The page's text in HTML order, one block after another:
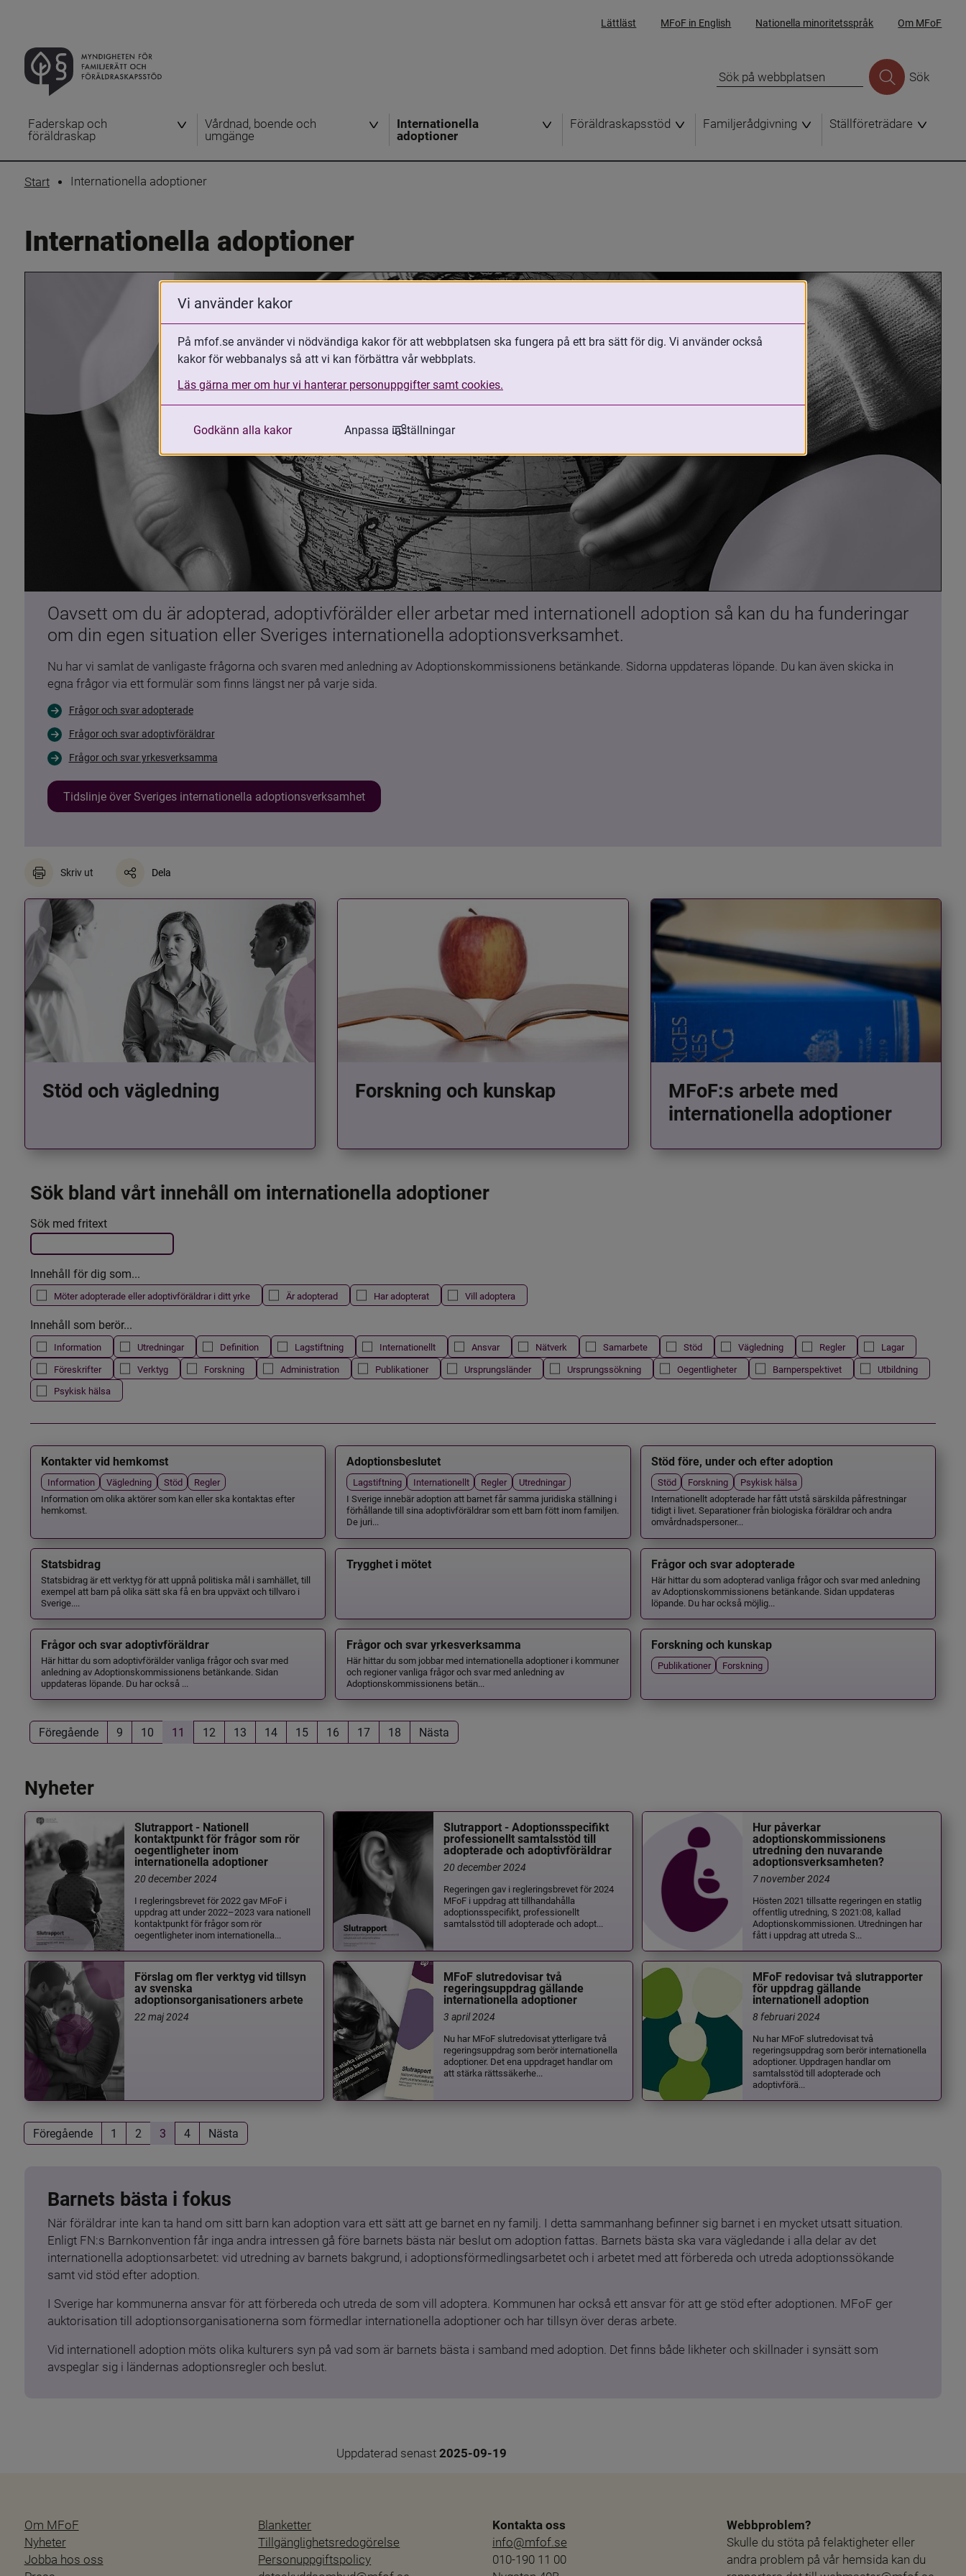
Lättläst MFoF in English Nationella minoritetsspråk Om MFoF
Sök
Faderskap och
föräldraskap
Vårdnad, boende och
umgänge
Internationella
adoptioner
Föräldraskapsstöd Familjerådgivning Ställföreträdare
Start Internationella adoptioner
Internationella adoptioner
Oavsett om du är adopterad, adoptivförälder eller arbetar med internationell adoption så kan du ha funderingar
om din egen situation eller Sveriges internationella adoptionsverksamhet.
Nu har vi samlat de vanligaste frågorna och svaren med anledning av Adoptionskommissionens betänkande. Sidorna uppdateras löpande. Du kan även skicka in
egna frågor via ett formulär som finns längst ner på varje sida.
Frågor och svar adopterade
Frågor och svar adoptivföräldrar
Frågor och svar yrkesverksamma
Tidslinje över Sveriges internationella adoptionsverksamhet
Skriv ut Dela
Stöd och vägledning Forskning och kunskap
MFoF:s arbete med
internationella adoptioner
Sök bland vårt innehåll om internationella adoptioner
Filtrera resultatet
Det här formuläret postas automatiskt
Sök med fritext
Innehåll för dig som...
Möter adopterade eller adoptivföräldrar i ditt yrke Är adopterad Har adopterat Vill adoptera
Innehåll som berör...
Information Utredningar Definition Lagstiftning Internationellt Ansvar Nätverk Samarbete Stöd Vägledning Regler
Lagar
Föreskrifter
Verktyg Forskning Administration Publikationer Ursprungsländer Ursprungssökning Oegentligheter Barnperspektivet
Utbildning
Psykisk hälsa
Kontakter vid hemkomst
Information Vägledning Stöd
Regler
Information om olika aktörer som kan eller ska kontaktas efter
hemkomst.
Adoptionsbeslutet
Lagstiftning Internationellt Regler
Utredningar
I Sverige innebär adoption att barnet får samma juridiska ställning i
förhållande till sina adoptivföräldrar som ett barn fött inom familjen.
De juri...
Stöd före, under och efter adoption
Stöd Forskning
Psykisk hälsa
Internationellt adopterade har fått utstå särskilda påfrestningar
tidigt i livet. Separationer från biologiska föräldrar och andra
omvårdnadspersoner...
Statsbidrag
Statsbidrag är ett verktyg för att uppnå politiska mål i samhället, till
exempel att barn på olika sätt ska få en bra uppväxt och tillvaro i
Sverige....
Trygghet i mötet Frågor och svar adopterade
Här hittar du som adopterad vanliga frågor och svar med anledning
av Adoptionskommissionens betänkande. Sidan uppdateras
löpande. Du har också möjlig...
Frågor och svar adoptivföräldrar
Här hittar du som adoptivförälder vanliga frågor och svar med
anledning av Adoptionskommissionens betänkande. Sidan
uppdateras löpande. Du har också ...
Frågor och svar yrkesverksamma
Här hittar du som jobbar med internationella adoptioner i kommuner
och regioner vanliga frågor och svar med anledning av
Adoptionskommissionens betän...
Forskning och kunskap
Publikationer Forskning
Föregående 9 10 11 12 13 14 15 16 17 18 Nästa
Nyheter
Slutrapport - Nationell
kontaktpunkt för frågor som rör
oegentligheter inom
internationella adoptioner
20 december 2024
I regleringsbrevet för 2022 gav MFoF i
uppdrag att under 2022–2023 vara nationell
kontaktpunkt för frågor som rör
oegentligheter inom internationella...
Slutrapport - Adoptionsspecifikt
professionellt samtalsstöd till
adopterade och adoptivföräldrar
20 december 2024
Regeringen gav i regleringsbrevet för 2024
MFoF i uppdrag att tillhandahålla
adoptionsspecifikt, professionellt
samtalsstöd till adopterade och adopt...
Hur påverkar
adoptionskommissionens
utredning den nuvarande
adoptionsverksamheten?
7 november 2024
Hösten 2021 tillsatte regeringen en statlig
offentlig utredning, S 2021:08, kallad
Adoptionskommissionen. Utredningen har
fått i uppdrag att utreda S...
Förslag om fler verktyg vid tillsyn
av svenska
adoptionsorganisationers arbete
22 maj 2024
MFoF slutredovisar två
regeringsuppdrag gällande
internationella adoptioner
3 april 2024
Nu har MFoF slutredovisat ytterligare två
regeringsuppdrag som berör internationella
adoptioner. Det ena uppdraget handlar om
att stärka rättssäkerhe...
MFoF redovisar två slutrapporter
för uppdrag gällande
internationell adoption
8 februari 2024
Nu har MFoF slutredovisat två
regeringsuppdrag som berör internationella
adoptioner. Uppdragen handlar om
samtalsstöd till adopterade och
adoptivförä...
Föregående 1 2 3 4 Nästa
Barnets bästa i fokus
När föräldrar inte kan ta hand om sitt barn kan adoption vara ett sätt att ge barnet en ny familj. I detta sammanhang befinner sig barnet i en mycket utsatt situation.
Enligt FN:s Barnkonvention får inga andra intressen gå före barnets bästa när beslut om adoption fattas. Barnets bästa ska vara vägledande i alla delar av det
internationella adoptionsarbetet: vid utredning av barnets bakgrund, i adoptionsförmedlingsarbetet och i arbetet med att förbereda och utreda adoptionssökande
samt vid stöd efter adoption.
I Sverige har kommunerna ansvar för att förbereda och utreda de som vill adoptera. Kommunen har också ett ansvar för att ge stöd efter adoptionen. MFoF ger
auktorisation till adoptionsorganisationerna som förmedlar internationella adoptioner och har tillsyn över deras arbete.
Vid internationell adoption möts olika kulturers syn på vad som är barnets bästa i samband med adoption. Det finns både likheter och skillnader i synsätt som
avspeglar sig i ländernas adoptionsregler och beslut.
Uppdaterad senast 2025-09-19
Om MFoF
Nyheter
Jobba hos oss
Blanketter
Tillgänglighetsredogörelse
Personuppgiftspolicy
Kontakta oss
info@mfof.se
010-190 11 00
Webbproblem?
Skulle du stöta på felaktigheter eller
andra problem på vår hemsida kan du
Vi använder kakor
På mfof.se använder vi nödvändiga kakor för att webbplatsen ska fungera på ett bra sätt för dig. Vi använder också
kakor för webbanalys så att vi kan förbättra vår webbplats.
Läs gärna mer om hur vi hanterar personuppgifter samt cookies.
Godkänn alla kakor Anpassa inställningar